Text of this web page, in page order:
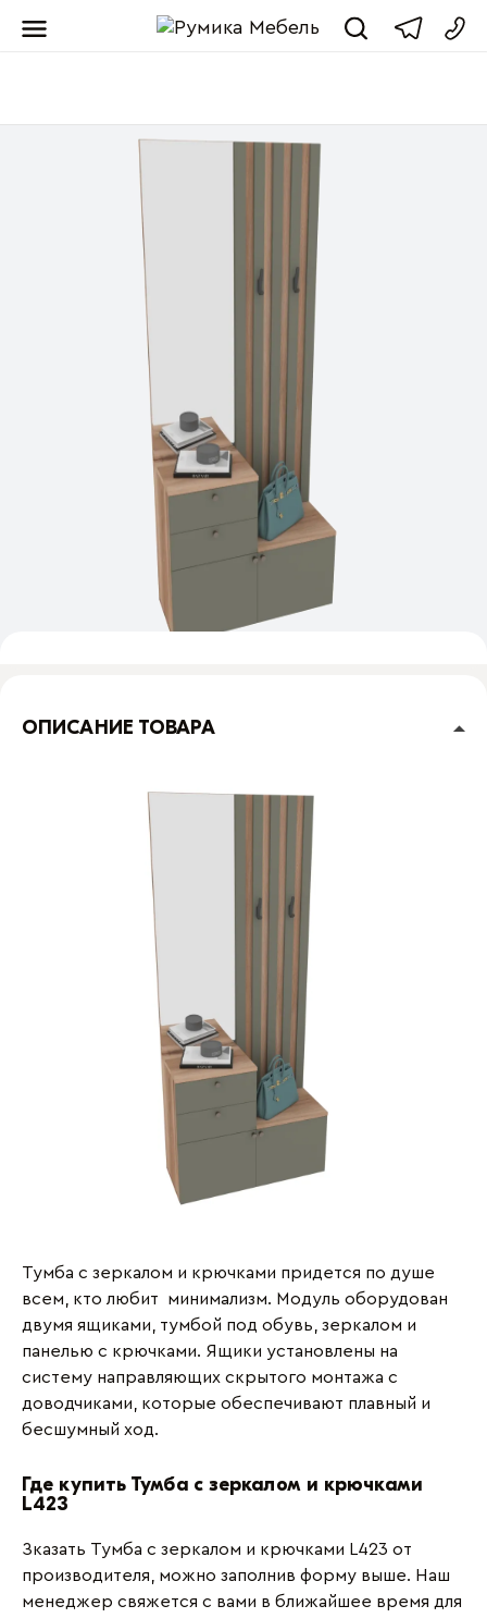
Мебель от
ОПИСАНИЕ ТОВАРА
Тумба с зеркалом и крючками придется по душе
всем, кто любит минимализм. Модуль оборудован
двумя ящиками, тумбой под обувь, зеркалом и
панелью с крючками. Ящики установлены на
систему направляющих скрытого монтажа с
доводчиками, которые обеспечивают плавный и
бесшумный ход.
Где купить Тумба с зеркалом и крючками
L423
Зказать Тумба с зеркалом и крючками L423 от
производителя, можно заполнив форму выше. Наш
менеджер свяжется с вами в ближайшее время для